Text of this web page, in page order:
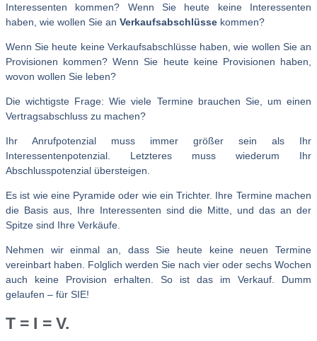
Interessenten kommen? Wenn Sie heute keine Interessenten
haben, wie wollen Sie an Verkaufsabschlüsse kommen?
Wenn Sie heute keine Verkaufsabschlüsse haben, wie wollen Sie an
Provisionen kommen? Wenn Sie heute keine Provisionen haben,
wovon wollen Sie leben?
Die wichtigste Frage: Wie viele Termine brauchen Sie, um einen
Vertragsabschluss zu machen?
Ihr Anrufpotenzial muss immer größer sein als Ihr
Interessentenpotenzial. Letzteres muss wiederum Ihr
Abschlusspotenzial übersteigen.
Es ist wie eine Pyramide oder wie ein Trichter. Ihre Termine machen
die Basis aus, Ihre Interessenten sind die Mitte, und das an der
Spitze sind Ihre Verkäufe.
Nehmen wir einmal an, dass Sie heute keine neuen Termine
vereinbart haben. Folglich werden Sie nach vier oder sechs Wochen
auch keine Provision erhalten. So ist das im Verkauf. Dumm
gelaufen – für SIE!
T = I = V.